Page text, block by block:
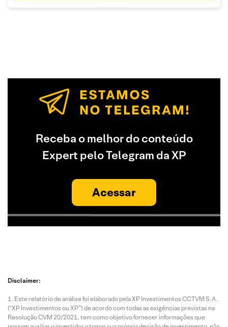
Receba o melhor do conteúdo
Expert pelo Telegram da XP
Acessar
Disclaimer:
Este relatório de análise foi elaborado pela XP Investimentos CCTVM S.A.
(“XP Investimentos ou XP”) de acordo com todas as exigências previstas na
Resolução CVM 20/2021, tem como objetivo fornecer informações que